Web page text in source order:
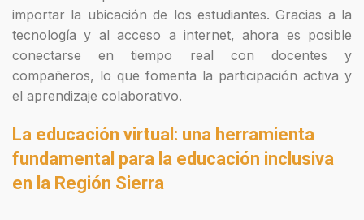
importar la ubicación de los estudiantes. Gracias a la
tecnología y al acceso a internet, ahora es posible
conectarse en tiempo real con docentes y
compañeros, lo que fomenta la participación activa y
el aprendizaje colaborativo.
La educación virtual: una herramienta
fundamental para la educación inclusiva
en la Región Sierra